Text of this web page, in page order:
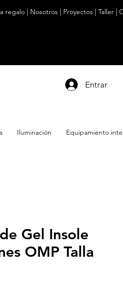
regalo | Nosotros | Proyectos | Taller |
Entrar
Iluminación Equipamiento
Gel Insole
OMP Talla